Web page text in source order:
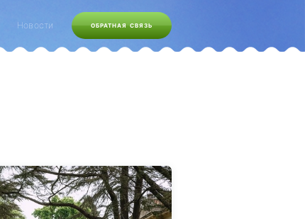
Новости ОБРАТНАЯ СВЯЗЬ